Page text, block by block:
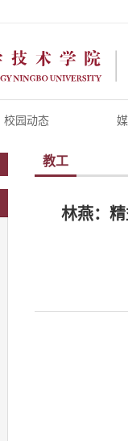
校园动态
教工
林燕：